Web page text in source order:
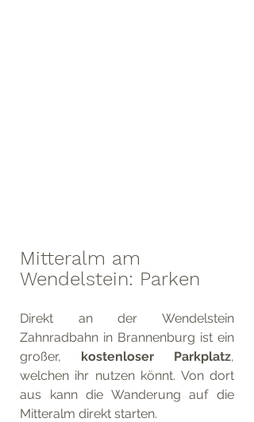
Mitteralm am
Wendelstein: Parken
Direkt an der Wendelstein
Zahnradbahn in Brannenburg ist ein
großer, kostenloser Parkplatz,
welchen ihr nutzen könnt. Von dort
aus kann die Wanderung auf die
Mitteralm direkt starten.